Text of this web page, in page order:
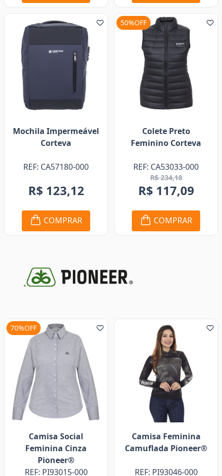
Mochila Impermeável
Corteva
REF: CA57180-000
R$ 123,12
COMPRAR
50%OFF
Colete Preto
Feminino Corteva
REF: CA53033-000
R$ 234,18
R$ 117,09
COMPRAR
70%OFF
Camisa Social
Feminina Cinza
Pioneer®
REF: PI93015-000
Camisa Feminina
Camuflada Pioneer®
REF: PI93046-000